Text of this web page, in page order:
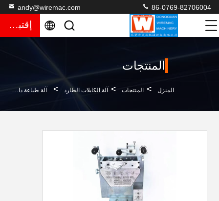
andy@wiremac.com 86-0769-82706004
إقتباس
المنتجات
المنزل > المنتجات > آلة الكابلات الطارد > آلة طباعة ذات عجلات بمحركات عالية السرعة بسلك الكابل 500 متر / دقيقة